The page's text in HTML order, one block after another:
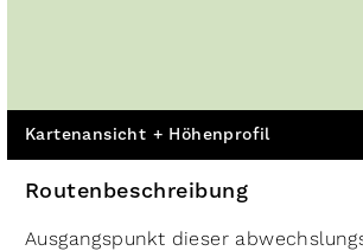
Kartenansicht + Höhenprofil
Routenbeschreibung
Ausgangspunkt dieser